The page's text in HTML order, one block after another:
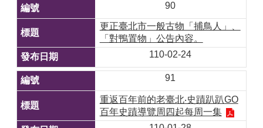
90
更正臺北市一般古物「捕鳥人」、
「對鴨置物」公告內容。
110-02-24
91
重返百年前的老臺北‧史蹟趴趴GO
百年史蹟導覽周四起每周一集